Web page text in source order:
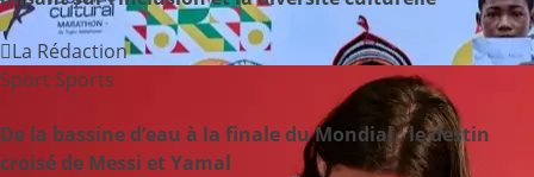
La Rédaction
Sport Sports
De la bassine d’eau à la finale du Mondial : le destin
croisé de Messi et Yamal